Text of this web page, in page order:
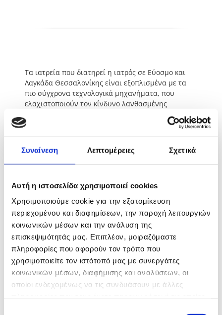
Συναίνεση Λεπτομέρειες Σχετικά
Αυτή η ιστοσελίδα χρησιμοποιεί cookies
Χρησιμοποιούμε cookie για την εξατομίκευση
περιεχομένου και διαφημίσεων, την παροχή λειτουργιών
κοινωνικών μέσων και την ανάλυση της
επισκεψιμότητάς μας. Επιπλέον, μοιραζόμαστε
πληροφορίες που αφορούν τον τρόπο που
χρησιμοποιείτε τον ιστότοπό μας με συνεργάτες
κοινωνικών μέσων, διαφήμισης και αναλύσεων, οι
οποίοι ενδεχομένως να τις συνδυάσουν με άλλες
Τα ιατρεία που διατηρεί η ιατρός σε Εύοσμο και
Λαγκάδα Θεσσαλονίκης είναι εξοπλισμένα με τα
πιο σύγχρονα τεχνολογικά μηχανήματα, που
ελαχιστοποιούν τον κίνδυνο λανθασμένης
Η ιατρός γυναικολόγος, επίσης, ενημερώνεται σε
τακτά χρονικά διαστήματα για όλες τις εξελίξεις
στην σύγχρονη ιατρική και εφαρμόζει καινοτόμες
μεθόδους, με μοναδικό και βασικό κανόνα την
προσφέροντας υπηρεσίες, όπως:
Παρακολούθηση κύησης - τοκετού
Παρακολούθηση κύησης υψηλού κινδύνου
Καρδιοτοκογραφία εμβρύου – Βιοφυσικό προφίλ
εμβρύου
Παρακολούθηση λοχείας και θηλασμού
Κλασική γυναικολογία
Γυναικολογικές επεμβάσεις (κοιλιακές, κολπικές)